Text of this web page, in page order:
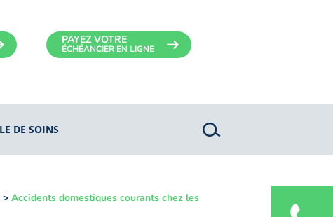
PAYEZ VOTRE
ÉCHÉANCIER EN LIGNE
DE SOINS
> Accidents domestiques courants chez les